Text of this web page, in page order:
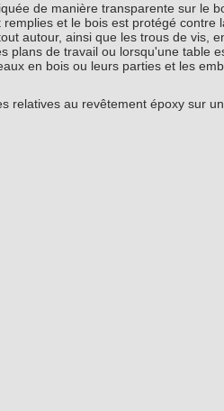
de manière transparente sur le
et le bois est protégé contre
autour, ainsi que les trous de vis,
plans de travail ou lorsqu'une table
en bois ou leurs parties et les
relatives au revêtement époxy sur